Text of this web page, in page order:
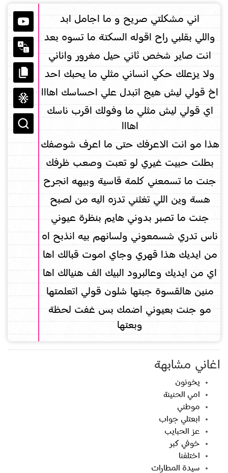
اني مشكلتي صريح و ما اجامل ابد
واللي بقلبي راح اقوله السكتة ما تسوه بعد
انت صاير شخص ثاني حيل مغرور واناني
ولا يزعلك حكي انساني مثلي ما يحبك احد
اخ قولي ليش هيج اتبدل علي احساسك اهااا
اي قولي ليش مثلي ما وفولك اقرب ناسك
اهااا
هذا مو انت الاعرفك حتى ما اعرف شوصفك
بطلت حبيت غيري لو تعبت وصعب ظرفك
جنت ما تسمعني كلمة قاسية وبيهه انجرح
هسة وين اللي تغثني تدزه اليه من لصبح
جنت ما تصبر بدوني هايم بنظرة عيوني
ناس تدري شسمعوني ولسانهم بيه انذبح اه
من ايديك هذا قهري وجاي اموت قبالك اها
اي من ايديك وعالبرود البيك الف هنيالك اها
منين هالقسوة جبتها شلون قولي اتعلمتها
مو جنت بعيوني اضمك بس غفت لحظة
وبعتها
اغاني مشابهة
يخونون
امي الحنينة
موطني
ابعتلي جواب
عز الحبايب
خوفي كبر
اختلفنا
سيدة المطارات